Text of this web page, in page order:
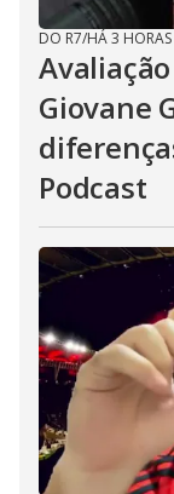
DO R7/HÁ 3 HORAS
Giovane
Podcast